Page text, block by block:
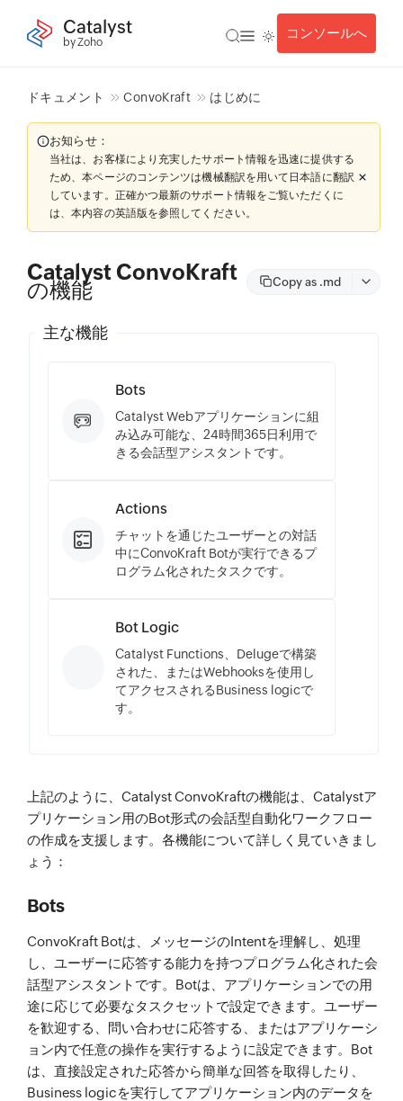
Catalyst
by Zoho
コンソールへ
ドキュメント ConvoKraft はじめに
お知らせ：
当社は、お客様により充実したサポート情報を迅速に提供する
ため、本ページのコンテンツは機械翻訳を用いて日本語に翻訳
しています。正確かつ最新のサポート情報をご覧いただくに
は、本内容の英語版を参照してください。
Catalyst ConvoKraft
の機能 Copy as .md
主な機能
Bots
Catalyst Webアプリケーションに組
み込み可能な、24時間365日利用で
きる会話型アシスタントです。
Actions
チャットを通じたユーザーとの対話
中にConvoKraft Botが実行できるプ
ログラム化されたタスクです。
Bot Logic
Catalyst Functions、Delugeで構築
された、またはWebhooksを使用し
てアクセスされるBusiness logicで
す。
上記のように、Catalyst ConvoKraftの機能は、Catalystア
プリケーション用のBot形式の会話型自動化ワークフロー
の作成を支援します。各機能について詳しく見ていきまし
ょう：
Bots
ConvoKraft Botは、メッセージのIntentを理解し、処理
し、ユーザーに応答する能力を持つプログラム化された会
話型アシスタントです。Botは、アプリケーションでの用
途に応じて必要なタスクセットで設定できます。ユーザー
を歓迎する、問い合わせに応答する、またはアプリケーシ
ョン内で任意の操作を実行するように設定できます。Bot
は、直接設定された応答から簡単な回答を取得したり、
Business logicを実行してアプリケーション内のデータを